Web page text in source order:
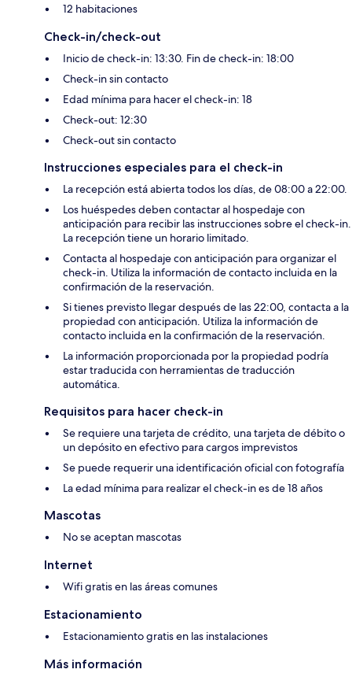
12 habitaciones
Check-in/check-out
Inicio de check-in: 13:30. Fin de check-in: 18:00
Check-in sin contacto
Edad mínima para hacer el check-in: 18
Check-out: 12:30
Check-out sin contacto
Instrucciones especiales para el check-in
La recepción está abierta todos los días, de 08:00 a 22:00.
Los huéspedes deben contactar al hospedaje con
anticipación para recibir las instrucciones sobre el check-in.
La recepción tiene un horario limitado.
Contacta al hospedaje con anticipación para organizar el
check-in. Utiliza la información de contacto incluida en la
confirmación de la reservación.
Si tienes previsto llegar después de las 22:00, contacta a la
propiedad con anticipación. Utiliza la información de
contacto incluida en la confirmación de la reservación.
La información proporcionada por la propiedad podría
estar traducida con herramientas de traducción
automática.
Requisitos para hacer check-in
Se requiere una tarjeta de crédito, una tarjeta de débito o
un depósito en efectivo para cargos imprevistos
Se puede requerir una identificación oficial con fotografía
La edad mínima para realizar el check-in es de 18 años
Mascotas
No se aceptan mascotas
Internet
Wifi gratis en las áreas comunes
Estacionamiento
Estacionamiento gratis en las instalaciones
Más información